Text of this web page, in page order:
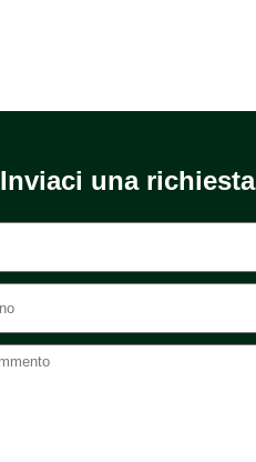
Inviaci una richiesta